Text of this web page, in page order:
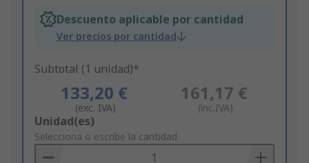
Descuento aplicable por cantidad
Ver precios por cantidad
Subtotal (1 unidad)*
133,20 €
(exc. IVA)
161,17 €
(inc.IVA)
Add
to
Basket
Unidad(es)
Selecciona o escribe la cantidad